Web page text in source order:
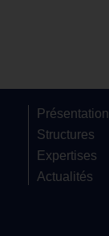
Présentation
Structures
Expertises
Actualités